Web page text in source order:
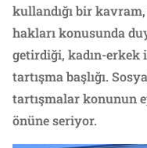
kullandığı bir
hakları konusunda
getirdiği, kadın-erkek
tartışma başlığı.
tartışmalar konunun
önüne seriyor.